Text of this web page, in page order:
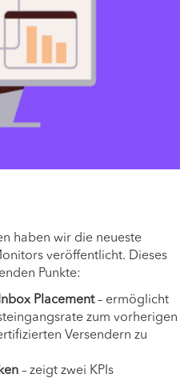
haben wir die neueste
veröffentlicht. Dieses
Punkte:
Placement– ermöglicht
zum vorherigen
Versendern zu
– zeigt zwei KPIs